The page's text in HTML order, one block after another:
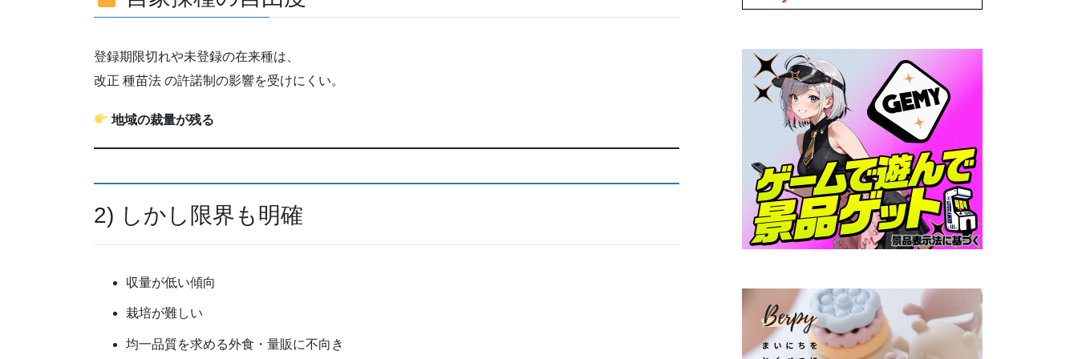
登録期限切れや未登録の在来種は、
改正 種苗法 の許諾制の影響を受けにくい。
地域の裁量が残る
2) しかし限界も明確
収量が低い傾向
栽培が難しい
均一品質を求める外食・量販に不向き